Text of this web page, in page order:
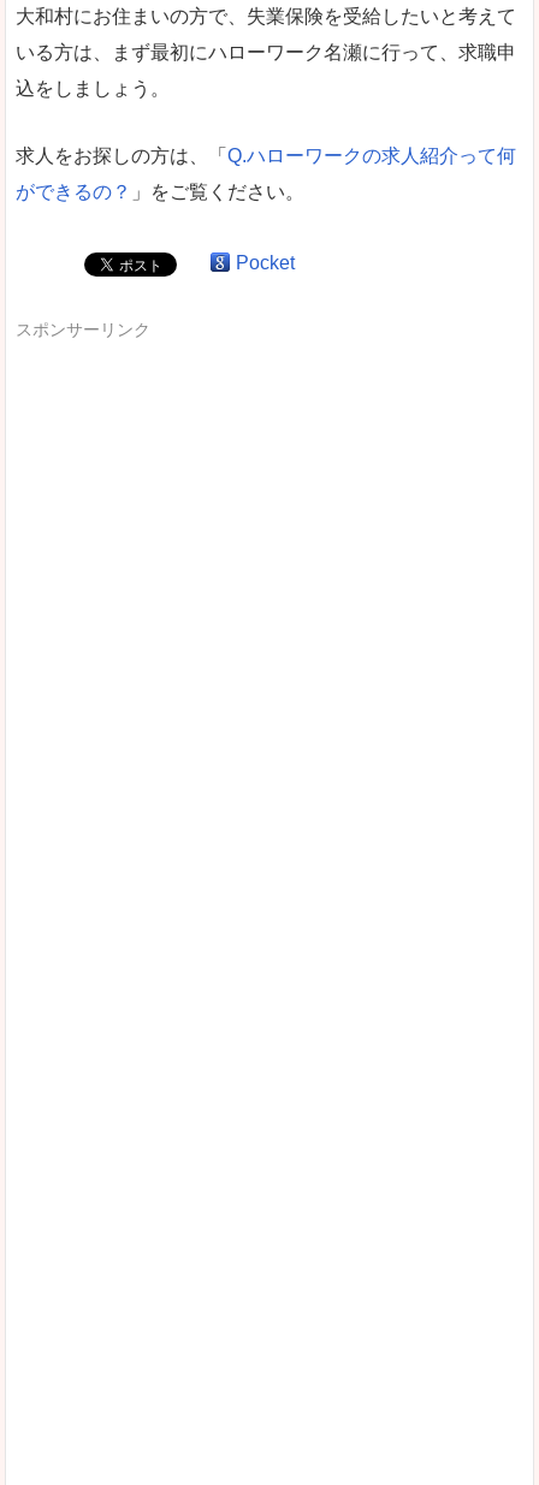
大和村にお住まいの方で、失業保険を受給したいと考えて
いる方は、まず最初にハローワーク名瀬に行って、求職申
込をしましょう。
求人をお探しの方は、「 Q.ハローワークの求人紹介って何
ができるの？ 」をご覧ください。
Pocket
スポンサーリンク